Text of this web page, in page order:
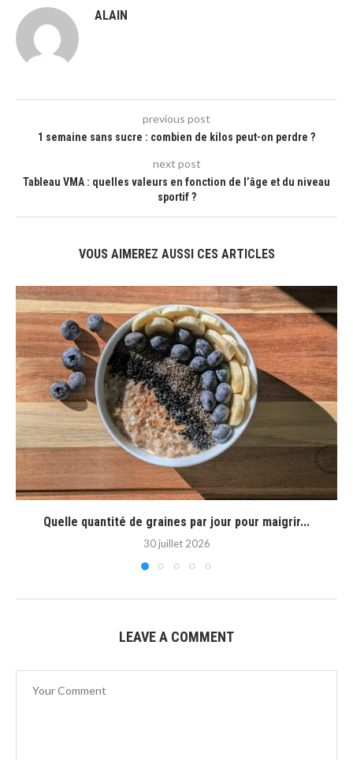
ALAIN
previous post
1 semaine sans sucre : combien de kilos peut-on perdre ?
next post
Tableau VMA : quelles valeurs en fonction de l’âge et du niveau
sportif ?
VOUS AIMEREZ AUSSI CES ARTICLES
Quelle quantité de graines par jour pour maigrir...
30 juillet 2026
LEAVE A COMMENT